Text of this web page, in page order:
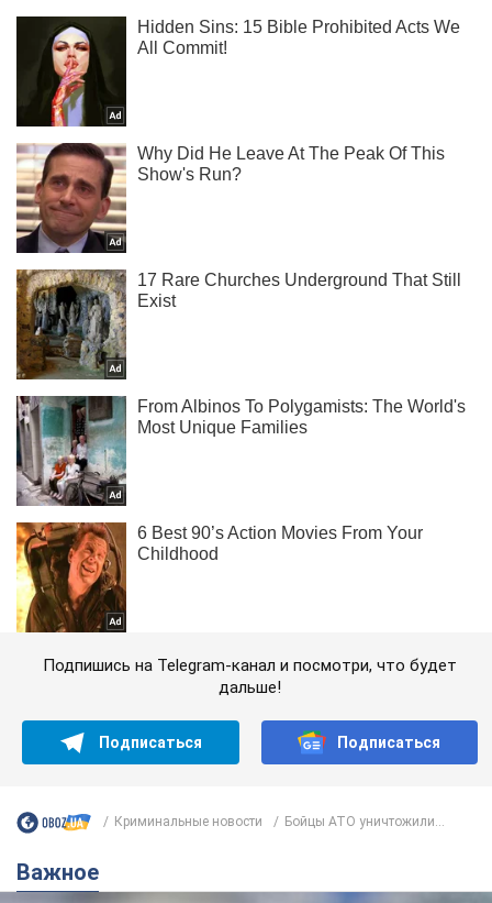
Подпишись на Telegram-канал и посмотри, что будет
дальше!
Подписаться Подписаться
Криминальные новости Бойцы АТО уничтожили...
Важное